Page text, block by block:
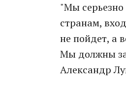
"Мы
странам,
не пойдет, а
Мы должны
Александр